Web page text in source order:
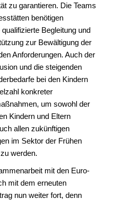
zu garantieren. Die Teams
benötigen
Begleitung und
zur Bewältigung der
Anforderungen. Auch der
und die steigenden
bei den Kindern
konkreter
um sowohl der
Kindern und Eltern
allen zukünftigen
im Sektor der Frühen
werden.
mit den Euro-
mit dem erneuten
nun weiter fort, denn